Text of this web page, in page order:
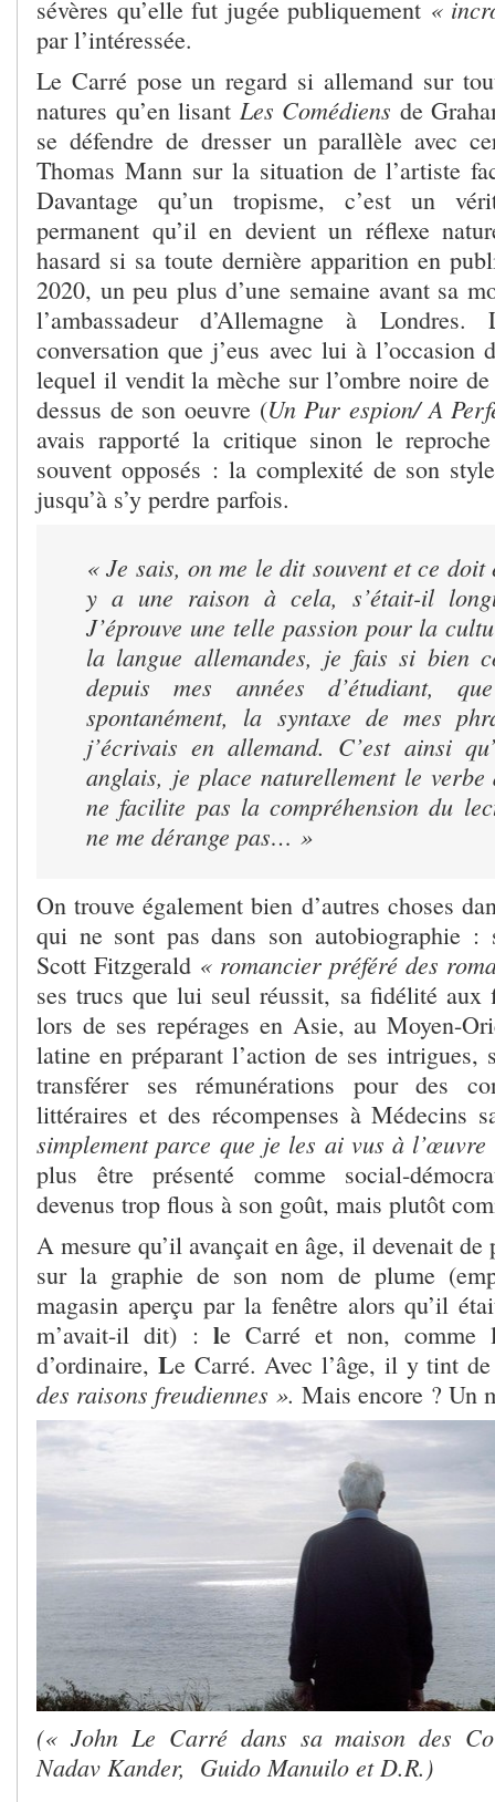
sévères qu’elle fut jugée publiquement «
par l’intéressée.
Le Carré pose un regard si allemand sur
natures qu’en lisant Les Comédiens de
se défendre de dresser un parallèle avec
Thomas Mann sur la situation de l’artiste
Davantage qu’un tropisme, c’est un
permanent qu’il en devient un réflexe
hasard si sa toute dernière apparition en
2020, un peu plus d’une semaine avant sa
l’ambassadeur d’Allemagne à
conversation que j’eus avec lui à l’occasion
lequel il vendit la mèche sur l’ombre noire
dessus de son oeuvre (Un Pur espion/ A
avais rapporté la critique sinon le
souvent opposés : la complexité de son
jusqu’à s’y perdre parfois.
« Je sais, on me le dit souvent et ce
y a une raison à cela, s’était-il
J’éprouve une telle passion pour la
la langue allemandes, je fais si bien
depuis mes années d’étudiant,
spontanément, la syntaxe de mes
j’écrivais en allemand. C’est ainsi
anglais, je place naturellement le
ne facilite pas la compréhension du
ne me dérange pas… »
On trouve également bien d’autres choses
qui ne sont pas dans son autobiographie :
Scott Fitzgerald « romancier préféré des
ses trucs que lui seul réussit, sa fidélité aux
lors de ses repérages en Asie, au Moyen-
latine en préparant l’action de ses intrigues,
transférer ses rémunérations pour des
littéraires et des récompenses à Médecins
simplement parce que je les ai vus à
plus être présenté comme social-
devenus trop flous à son goût, mais plutôt
A mesure qu’il avançait en âge, il devenait
sur la graphie de son nom de plume
magasin aperçu par la fenêtre alors qu’il
m’avait-il dit) : le Carré et non, comme
d’ordinaire, Le Carré. Avec l’âge, il y tint
des raisons freudiennes ». Mais encore ? Un
(« John Le Carré dans sa maison des
Nadav Kander, Guido Manuilo et D.R.)